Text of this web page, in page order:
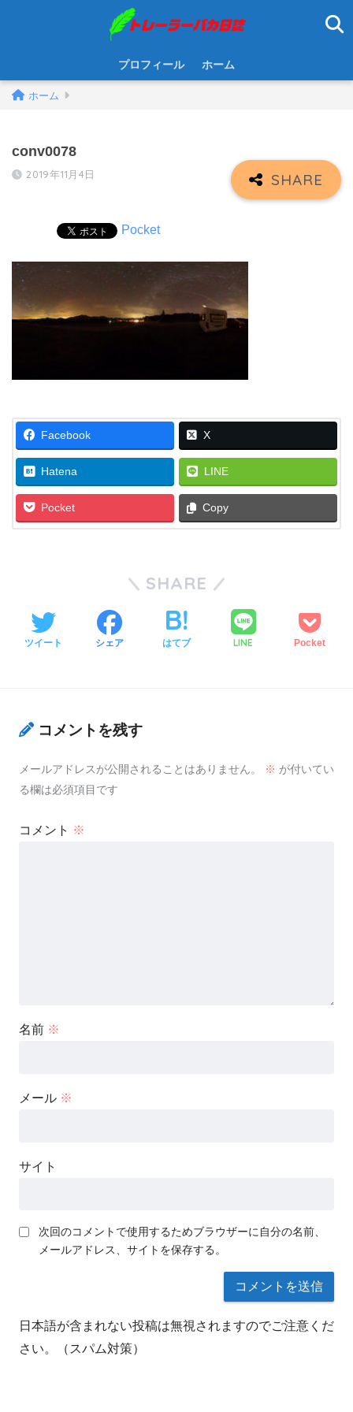
プロフィール ホーム
ホーム
conv0078
2019年11月4日
Pocket
Facebook X
Hatena LINE
Pocket Copy
SHARE
ツイート シェア はてブ LINE Pocket
コメントを残す
メールアドレスが公開されることはありません。 ※ が付いてい
る欄は必須項目です
コメント ※
名前 ※
メール ※
サイト
次回のコメントで使用するためブラウザーに自分の名前、
メールアドレス、サイトを保存する。
日本語が含まれない投稿は無視されますのでご注意くだ
さい。（スパム対策）